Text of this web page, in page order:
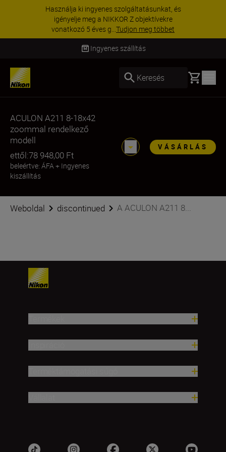
Használja ki ingyenes szolgáltatásunkat, és
igényelje meg a NIKKOR Z objektívekre
vonatkozó 5 éves g...Tudjon meg többet
Ingyenes szállítás
Keresés Basket
ACULON A211 8-18x42
zoommal rendelkező
modell
ettől:78 948,00 Ft
beleértve: ÁFA+ Ingyenes
kiszállítás
VÁSÁRLÁS
Weboldal discontinued A ACULON A211 8...